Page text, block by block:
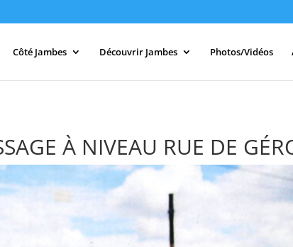
Côté Jambes Découvrir Jambes Photos/Vidéos
À NIVEAU RUE DE